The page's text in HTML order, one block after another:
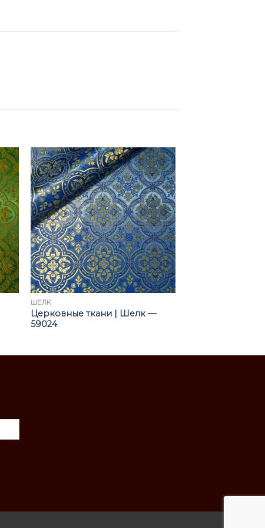
ШЁЛК
Церковные ткани | Шелк —
59024